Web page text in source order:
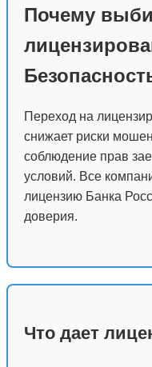
Почему
Переход на
снижает риски
соблюдение прав
условий. Все
лицензию Банка
доверия.
Что дает